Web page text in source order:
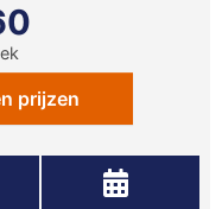
prijzen